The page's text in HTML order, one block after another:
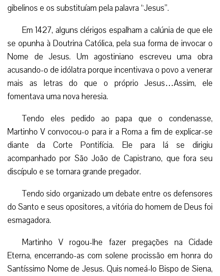
gibelinos e os substituíam pela palavra “Jesus”.
Em 1427, alguns clérigos espalham a calúnia de que ele
se opunha à Doutrina Católica, pela sua forma de invocar o
Nome de Jesus. Um agostiniano escreveu uma obra
acusando-o de idólatra porque incentivava o povo a venerar
mais as letras do que o próprio Jesus…Assim, ele
fomentava uma nova heresia.
Tendo eles pedido ao papa que o condenasse,
Martinho V convocou-o para ir a Roma a fim de explicar-se
diante da Corte Pontifícia. Ele para lá se dirigiu
acompanhado por São João de Capistrano, que fora seu
discípulo e se tornara grande pregador.
Tendo sido organizado um debate entre os defensores
do Santo e seus opositores, a vitória do homem de Deus foi
esmagadora.
Martinho V rogou-lhe fazer pregações na Cidade
Eterna, encerrando-as com solene procissão em honra do
Santíssimo Nome de Jesus. Quis nomeá-lo Bispo de Siena,